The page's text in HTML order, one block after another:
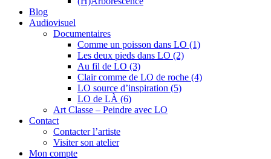
Blog
Audiovisuel
Documentaires
Comme un poisson dans LO (1)
Les deux pieds dans LO (2)
Au fil de LO (3)
Clair comme de LO de roche (4)
LO source d’inspiration (5)
LO de LÀ (6)
Art Classe – Peindre avec LO
Contact
Contacter l’artiste
Visiter son atelier
Mon compte